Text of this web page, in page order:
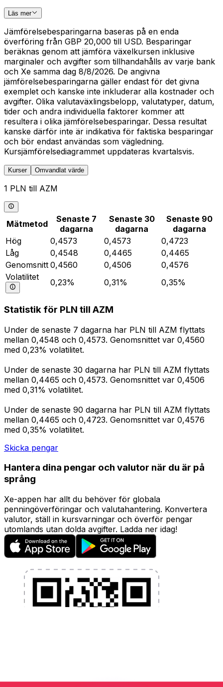
Läs mer
Jämförelsebesparingarna baseras på en enda
överföring från GBP 20,000 till USD. Besparingar
beräknas genom att jämföra växelkursen inklusive
marginaler och avgifter som tillhandahålls av varje bank
och Xe samma dag 8/8/2026. De angivna
jämförelsebesparingarna gäller endast för det givna
exemplet och kanske inte inkluderar alla kostnader och
avgifter. Olika valutaväxlingsbelopp, valutatyper, datum,
tider och andra individuella faktorer kommer att
resultera i olika jämförelsebesparingar. Dessa resultat
kanske därför inte är indikativa för faktiska besparingar
och bör endast användas som vägledning.
Kursjämförelsediagrammet uppdateras kvartalsvis.
Kurser Omvandlat värde
1 PLN till AZM
Mätmetod
Senaste 7
dagarna
Senaste 30
dagarna
Senaste 90
dagarna
Hög
0,4573 0,4573
0,4723
Låg
0,4548 0,4465
0,4465
Genomsnitt 0,4560 0,4506
0,4576
Volatilitet
0,23% 0,31% 0,35%
Statistik för PLN till AZM
Under de senaste 7 dagarna har PLN till AZM flyttats
mellan 0,4548 och 0,4573. Genomsnittet var 0,4560
med 0,23% volatilitet.
Under de senaste 30 dagarna har PLN till AZM flyttats
mellan 0,4465 och 0,4573. Genomsnittet var 0,4506
med 0,31% volatilitet.
Under de senaste 90 dagarna har PLN till AZM flyttats
mellan 0,4465 och 0,4723. Genomsnittet var 0,4576
med 0,35% volatilitet.
Skicka pengar
Hantera dina pengar och valutor när du är på
språng
Xe-appen har allt du behöver för globala
penningöverföringar och valutahantering. Konvertera
valutor, ställ in kursvarningar och överför pengar
utomlands utan dolda avgifter. Ladda ner idag!